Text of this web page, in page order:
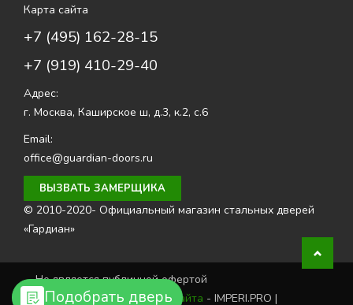
Подобрать дверь
Карта сайта
+7 (495) 162-28-15
+7 (919) 410-29-40
Адрес:
г. Москва, Каширское ш, д.3, к.2, с.6
Email:
office@guardian-doors.ru
ВЫЗВАТЬ ЗАМЕРЩИКА
© 2010-2020- Официальный магазин стальных дверей
«Гардиан»
Не является публичной офертой
Создание и продвижение сайта - IMPERI.PRO |